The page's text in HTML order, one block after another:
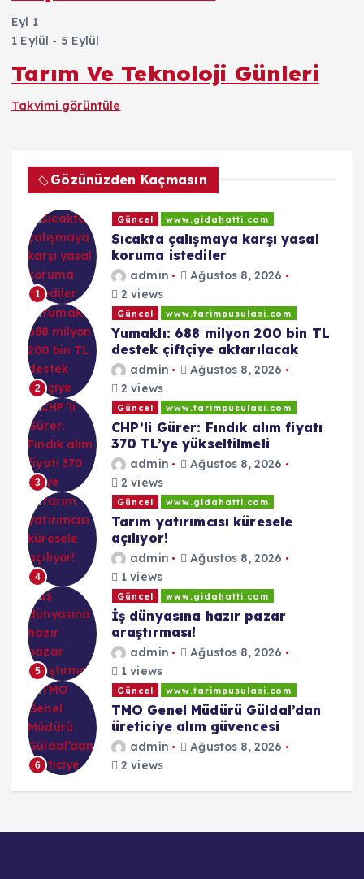
Eyl 1
1 Eylül - 5 Eylül
Tarım Ve Teknoloji Günleri
Takvimi görüntüle
Gözünüzden Kaçmasın
1
Güncel www.gidahatti.com
Sıcakta çalışmaya karşı yasal
koruma istediler
admin
Ağustos 8, 2026
2 views
2
Güncel www.tarimpusulasi.com
Yumaklı: 688 milyon 200 bin TL
destek çiftçiye aktarılacak
admin
Ağustos 8, 2026
2 views
3
Güncel www.tarimpusulasi.com
CHP’li Gürer: Fındık alım fiyatı
370 TL’ye yükseltilmeli
admin
Ağustos 8, 2026
2 views
4
Güncel www.gidahatti.com
Tarım yatırımcısı küresele
açılıyor!
admin
Ağustos 8, 2026
1 views
5
Güncel www.gidahatti.com
İş dünyasına hazır pazar
araştırması!
admin
Ağustos 8, 2026
1 views
6
Güncel www.tarimpusulasi.com
TMO Genel Müdürü Güldal’dan
üreticiye alım güvencesi
admin
Ağustos 8, 2026
2 views